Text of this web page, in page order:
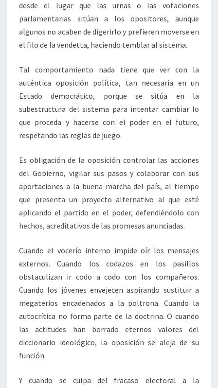
desde el lugar que las urnas o las votaciones
parlamentarias sitúan a los opositores, aunque
algunos no acaben de digerirlo y prefieren moverse en
el filo de la vendetta, haciendo temblar al sistema.
Tal comportamiento nada tiene que ver con la
auténtica oposición política, tan necesaria en un
Estado democrático, porque se sitúa en la
subestructura del sistema para intentar cambiar lo
que proceda y hacerse con el poder en el futuro,
respetando las reglas de juego.
Es obligación de la oposición controlar las acciones
del Gobierno, vigilar sus pasos y colaborar con sus
aportaciones a la buena marcha del país, al tiempo
que presenta un proyecto alternativo al que esté
aplicando el partido en el poder, defendiéndolo con
hechos, acreditativos de las promesas anunciadas.
Cuando el vocerío interno impide oír los mensajes
externos. Cuando los codazos en los pasillos
obstaculizan ir codo a codo con los compañeros.
Cuando los jóvenes envejecen aspirando sustituir a
megaterios encadenados a la poltrona. Cuando la
autocrítica no forma parte de la doctrina. O cuando
las actitudes han borrado eternos valores del
diccionario ideológico, la oposición se aleja de su
función.
Y cuando se culpa del fracaso electoral a la